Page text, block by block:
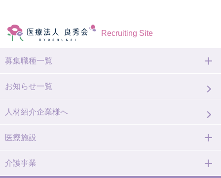
Recruiting Site
募集職種一覧
お知らせ一覧
人材紹介企業様へ
医療施設
介護事業